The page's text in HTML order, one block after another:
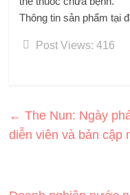
Thông tin sản phẩm tại
Post Views: 416
← The Nun: Ngày
diễn viên và bản cập